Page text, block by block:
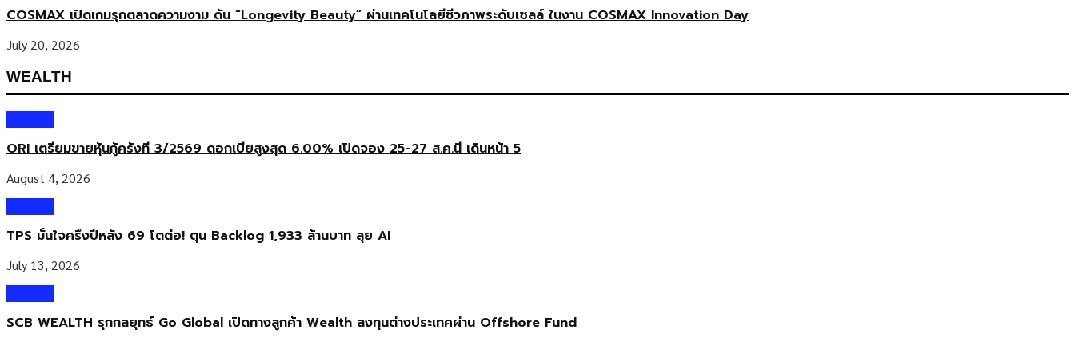
COSMAX เปิดเกมรุกตลาดความงาม ดัน “Longevity Beauty” ผ่านเทคโนโลยีชีวภาพระดับเซลล์ ในงาน COSMAX Innovation Day
July 20, 2026
WEALTH
ORI เตรียมขายหุ้นกู้ครั้งที่ 3/2569 ดอกเบี้ยสูงสุด 6.00% เปิดจอง 25-27 ส.ค.นี้ เดินหน้า 5
August 4, 2026
TPS มั่นใจครึ่งปีหลัง 69 โตต่อ! ตุน Backlog 1,933 ล้านบาท ลุย AI
July 13, 2026
SCB WEALTH รุกกลยุทธ์ Go Global เปิดทางลูกค้า Wealth ลงทุนต่างประเทศผ่าน Offshore Fund